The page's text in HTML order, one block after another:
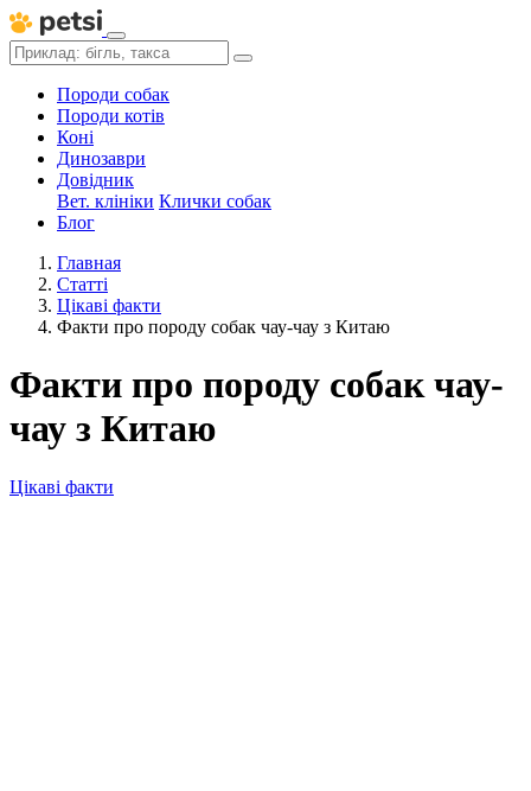
Породи собак
Породи котів
Коні
Динозаври
Довідник
Вет. клініки Клички собак
Блог
Главная
Статті
Цікаві факти
Факти про породу собак чау-чау з Китаю
Факти про породу собак чау-
чау з Китаю
Цікаві факти